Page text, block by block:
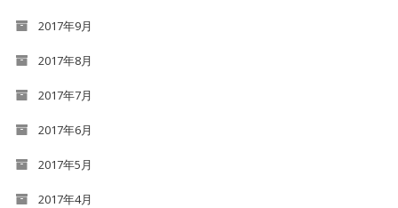
2017年9月
2017年8月
2017年7月
2017年6月
2017年5月
2017年4月